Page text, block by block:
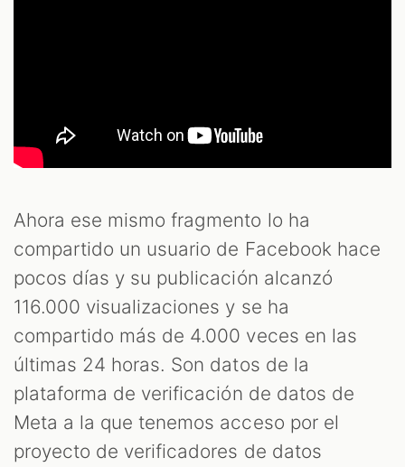
Ahora ese mismo fragmento lo ha
compartido un usuario de Facebook hace
pocos días y su publicación alcanzó
116.000 visualizaciones y se ha
compartido más de 4.000 veces en las
últimas 24 horas. Son datos de la
plataforma de verificación de datos de
Meta a la que tenemos acceso por el
proyecto de verificadores de datos